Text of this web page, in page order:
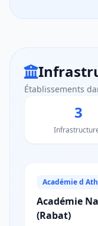
Établissements
3
Académie d
Académie
(Rabat)